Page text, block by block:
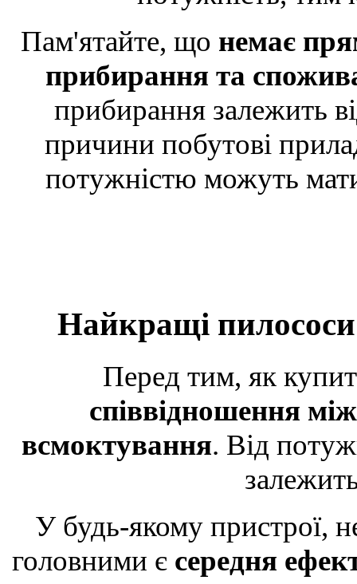
Пам'ятайте, що немає
прибирання та
прибирання залежить
причини побутові
потужністю можуть
Найкращі
Перед тим, як
співвідношення
всмоктування. Від
У будь-якому пристрої,
головними є середня